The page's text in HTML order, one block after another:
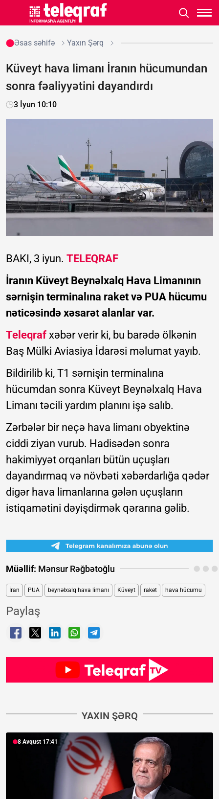
Əsas səhifə Yaxın Şərq
Küveyt hava limanı İranın hücumundan
sonra fəaliyyətini dayandırdı
3 İyun 10:10
BAKI, 3 iyun. TELEQRAF
İranın Küveyt Beynəlxalq Hava Limanının
sərnişin terminalına raket və PUA hücumu
nəticəsində xəsarət alanlar var.
Teleqraf xəbər verir ki, bu barədə ölkənin
Baş Mülki Aviasiya İdarəsi məlumat yayıb.
Bildirilib ki, T1 sərnişin terminalına
hücumdan sonra Küveyt Beynəlxalq Hava
Limanı təcili yardım planını işə salıb.
Zərbələr bir neçə hava limanı obyektinə
ciddi ziyan vurub. Hadisədən sonra
hakimiyyət orqanları bütün uçuşları
dayandırmaq və növbəti xəbərdarlığa qədər
digər hava limanlarına gələn uçuşların
istiqamətini dəyişdirmək qərarına gəlib.
Müəllif: Mənsur Rəğbətoğlu
İran PUA beynəlxalq hava limanı Küveyt raket hava hücumu
Paylaş
YAXIN ŞƏRQ
8 Avqust 17:41